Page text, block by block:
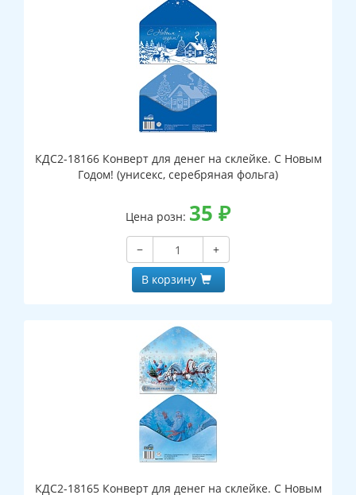
КДС2-18166 Конверт для денег на склейке. С Новым
Годом! (унисекс, серебряная фольга)
Цена розн: 35 ₽
−
+
В корзину
КДС2-18165 Конверт для денег на склейке. С Новым